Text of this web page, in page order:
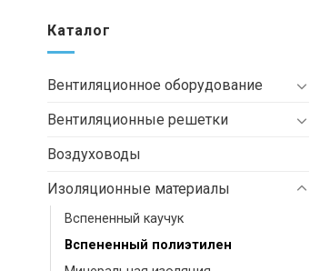
Каталог
Вентиляционное оборудование
Вентиляционные решетки
Воздуховоды
Изоляционные материалы
Вспененный каучук
Вспененный полиэтилен